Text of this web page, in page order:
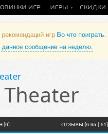
ИГР ИГРЫ СКИДКИ
игр Во что поиграть.
сообщение на неделю.
[0] ОТЗЫВЫ [6.65 | 51]